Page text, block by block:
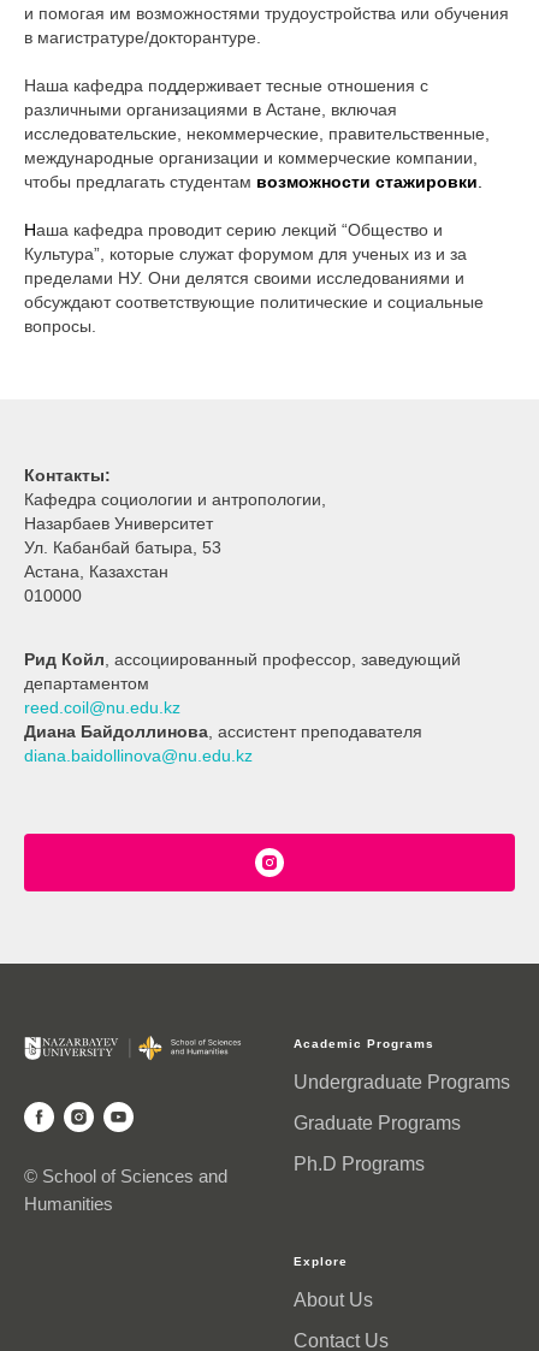
и помогая им возможностями трудоустройства или обучения
в магистратуре/докторантуре.
Наша кафедра поддерживает тесные отношения с
различными организациями в Астане, включая
исследовательские, некоммерческие, правительственные,
международные организации и коммерческие компании,
чтобы предлагать студентам возможности стажировки
Наша кафедра проводит серию лекций “Общество и
Культура”, которые служат форумом для ученых из и за
пределами НУ. Они делятся своими исследованиями и
обсуждают соответствующие политические и социальные
вопросы.
Контакты:
Кафедра социологии и антропологии,
Назарбаев Университет
Ул. Кабанбай батыра, 53
Астана, Казахстан
010000
Рид Койл , ассоциированный профессор, заведующий
департаментом
reed.coil@nu.edu.kz
Диана Байдоллинова , ассистент преподавателя
diana.baidollinova@nu.edu.kz
© School of Sciences and
Humanities
Academic Programs
Undergraduate Programs
Graduate Programs
Ph.D Programs
Explore
About Us
Contact Us